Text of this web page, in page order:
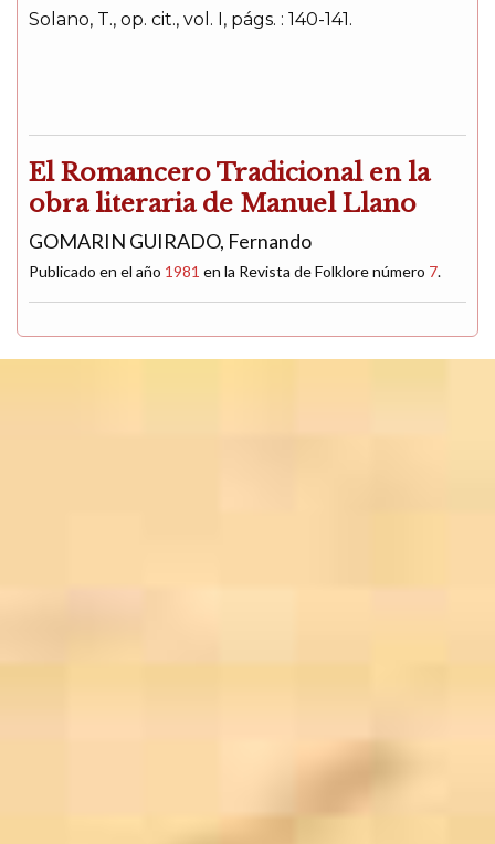
Solano, T., op. cit., vol. I, págs. : 140-141.
El Romancero Tradicional en la
obra literaria de Manuel Llano
GOMARIN GUIRADO, Fernando
Publicado en el año 1981 en la Revista de Folklore número 7.